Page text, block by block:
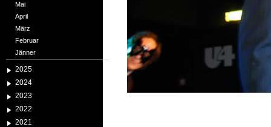
Mai
April
März
Februar
Jänner
2025
2024
2023
2022
2021